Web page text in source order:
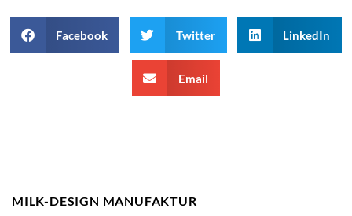
Facebook Twitter LinkedIn
Email
MILK-DESIGN MANUFAKTUR